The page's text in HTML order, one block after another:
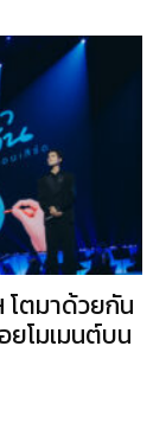
โตมาด้วยกัน
ยโมเมนต์บน